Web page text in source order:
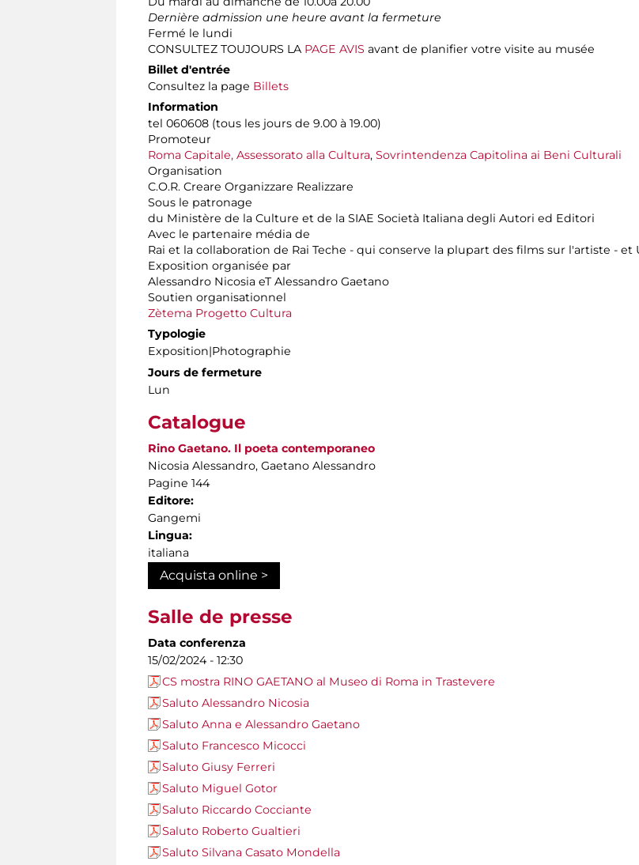
Dernière admission une heure avant la fermeture
Fermé le lundi
CONSULTEZ TOUJOURS LA PAGE AVIS avant de planifier votre visite au musée
Billet d'entrée
Consultez la page Billets
Information
tel 060608 (tous les jours de 9.00 à 19.00)
Promoteur
Roma Capitale, Assessorato alla Cultura, Sovrintendenza Capitolina ai Beni Culturali
Organisation
C.O.R. Creare Organizzare Realizzare
Sous le patronage
du Ministère de la Culture et de la SIAE Società Italiana degli Autori ed Editori
Avec le partenaire média de
Rai et la collaboration de Rai Teche - qui conserve la plupart des films sur l'artiste -
Exposition organisée par
Alessandro Nicosia eT Alessandro Gaetano
Soutien organisationnel
Zètema Progetto Cultura
Typologie
Exposition|Photographie
Jours de fermeture
Lun
Catalogue
Rino Gaetano. Il poeta contemporaneo
Nicosia Alessandro, Gaetano Alessandro
Pagine 144
Editore:
Gangemi
Lingua:
italiana
Acquista online >
Salle de presse
Data conferenza
15/02/2024 - 12:30
CS mostra RINO GAETANO al Museo di Roma in Trastevere
Saluto Alessandro Nicosia
Saluto Anna e Alessandro Gaetano
Saluto Francesco Micocci
Saluto Giusy Ferreri
Saluto Miguel Gotor
Saluto Riccardo Cocciante
Saluto Roberto Gualtieri
Saluto Silvana Casato Mondella